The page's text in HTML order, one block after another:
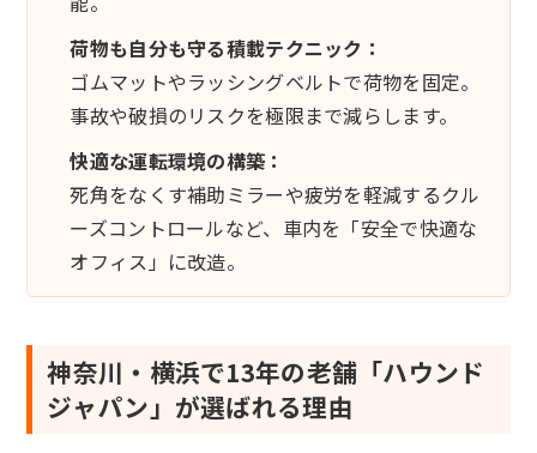
荷物も自分も守る積載テクニック：
ゴムマットやラッシングベルトで荷物を固定。
事故や破損のリスクを極限まで減らします。
快適な運転環境の構築：
死角をなくす補助ミラーや疲労を軽減するクル
ーズコントロールなど、車内を「安全で快適な
オフィス」に改造。
神奈川・横浜で13年の老舗「ハウンド
ジャパン」が選ばれる理由